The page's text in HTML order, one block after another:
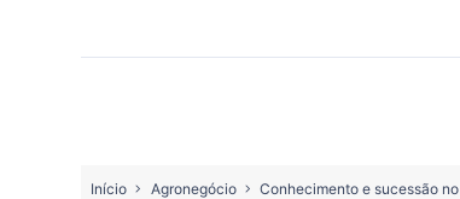
Início Agronegócio Conhecimento e sucessão